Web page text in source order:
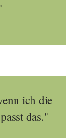
ich die
das."